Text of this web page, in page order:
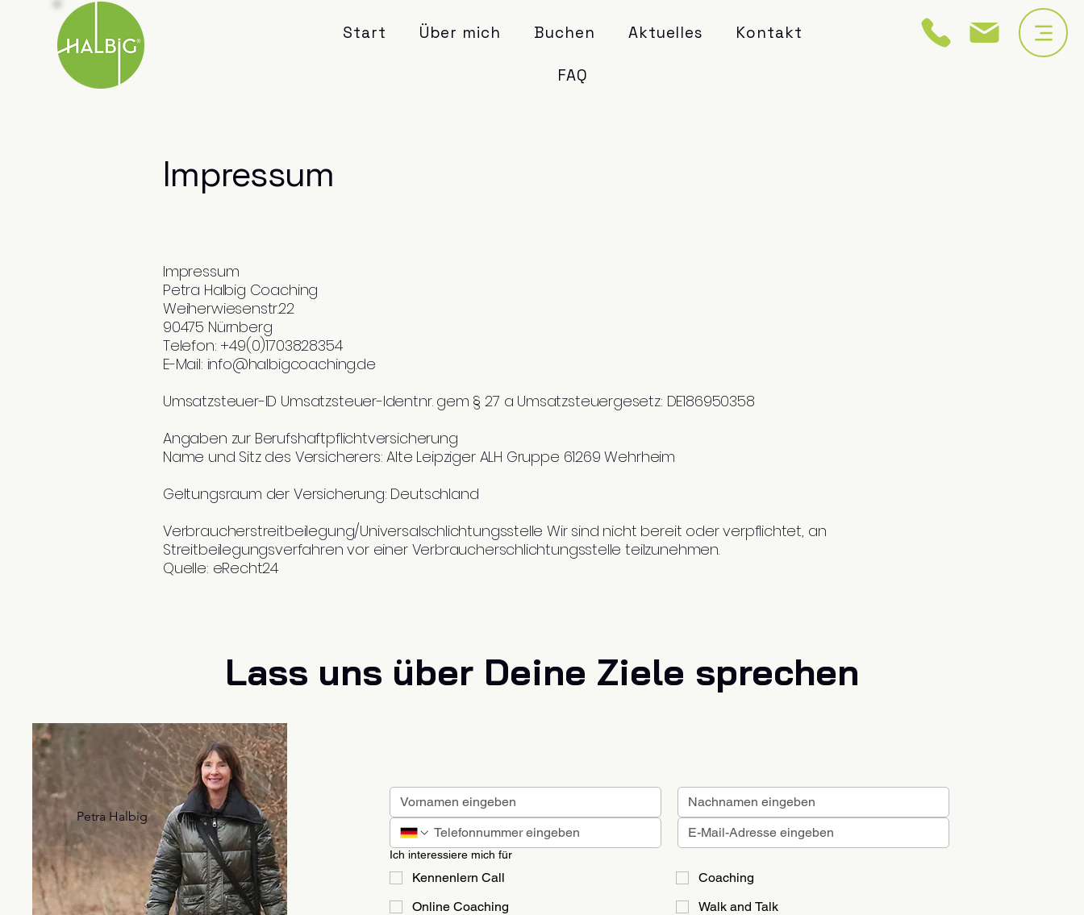
Start Über mich Buchen Aktuelles Kontakt
FAQ
Impressum
Impressum
Petra Halbig Coaching
Weiherwiesenstr.22
90475 Nürnberg
Telefon: +49(0)1703828354
E-Mail: info@halbigcoaching.de
Umsatzsteuer-ID Umsatzsteuer-Identnr. gem § 27 a Umsatzsteuergesetz: DE186950358
Angaben zur Berufshaftpflichtversicherung
Name und Sitz des Versicherers: Alte Leipziger ALH Gruppe 61269 Wehrheim
Geltungsraum der Versicherung: Deutschland
Verbraucherstreitbeilegung/Universalschlichtungsstelle Wir sind nicht bereit oder verpflichtet, an
Streitbeilegungsverfahren vor einer Verbraucherschlichtungsstelle teilzunehmen.
Quelle: eRecht24
Lass uns über Deine Ziele sprechen
Petra Halbig
Ich interessiere mich für
Kennenlern Call
Coaching
Online Coaching
Walk and Talk